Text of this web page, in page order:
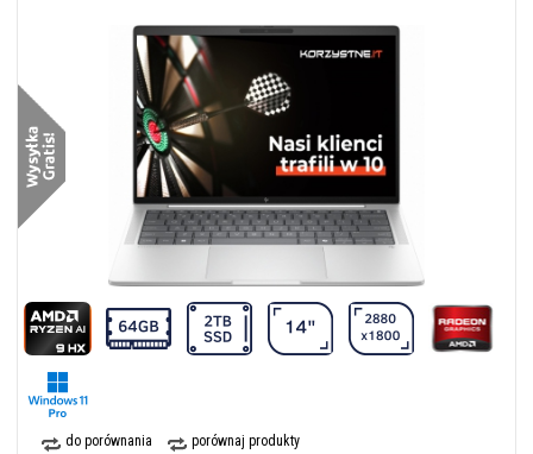
do porównania
porównaj produkty